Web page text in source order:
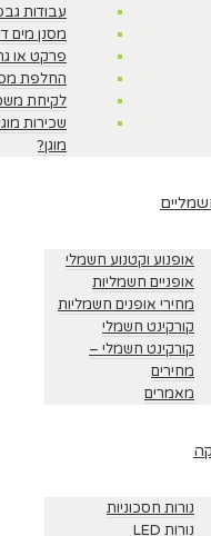
עבודות
מסנן מים
פרקט או
החלפת
לקיחת
שכירות
מוגן?
אופנוע וקטנוע חשמלי
אופניים חשמליות
מחירי אופנים חשמליות
קורקינט חשמלי
קורקינט חשמלי –
מחירים
מאמרים
נורות חסכוניות
נורות LED